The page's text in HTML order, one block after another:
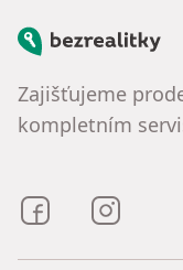
Bezrealitky
Zajišťujeme
kompletním
Bezrealitky na